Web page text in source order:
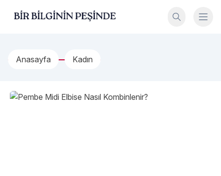
Bir Bilginin Peşinde!
Anasayfa Kadın